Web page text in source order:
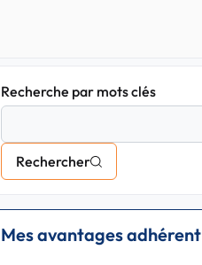
Recherche par mots clés
Rechercher
Mes avantages adhérent